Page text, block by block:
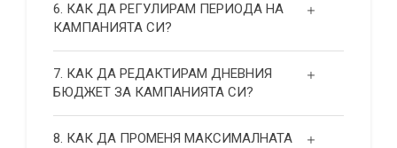
6. КАК ДА РЕГУЛИРАМ ПЕРИОДА НА
КАМПАНИЯТА СИ?
7. КАК ДА РЕДАКТИРАМ ДНЕВНИЯ
БЮДЖЕТ ЗА КАМПАНИЯТА СИ?
8. КАК ДА ПРОМЕНЯ МАКСИМАЛНАТА